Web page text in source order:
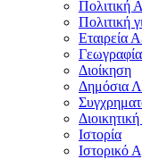
Πολιτική
Πολιτική
Εταιρεία
Διοίκηση
Δημόσια
Ιστορία
Ιστορικό